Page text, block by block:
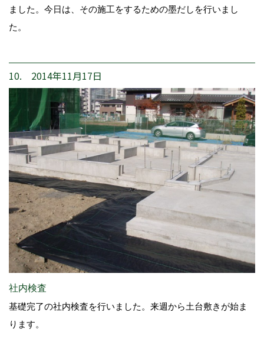
ました。今日は、その施工をするための墨だしを行いまし
た。
10. 2014年11月17日
社内検査
基礎完了の社内検査を行いました。来週から土台敷きが始ま
ります。